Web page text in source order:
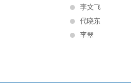
李文飞
代晓东
李翠